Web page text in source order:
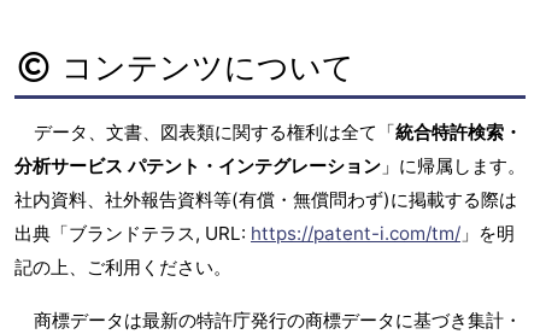
コンテンツについて
データ、文書、図表類に関する権利は全て「統合特許検索・
分析サービス パテント・インテグレーション 」に帰属します。
社内資料、社外報告資料等(有償・無償問わず)に掲載する際は
出典「ブランドテラス, URL: https://patent-i.com/tm/ 」を明
記の上、ご利用ください。
商標データは最新の特許庁発行の商標データに基づき集計・